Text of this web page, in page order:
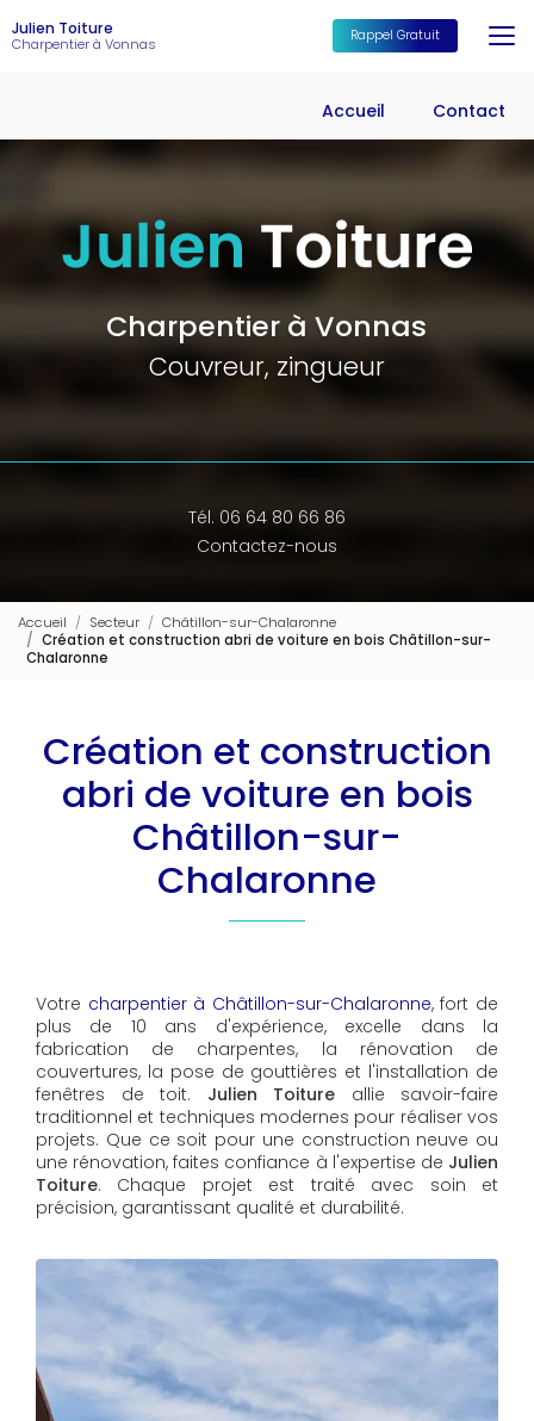
au
contenu
Accueil
Contact
Julien Toiture
Charpentier à Vonnas Rappel Gratuit
Charpentier à Vonnas
Couvreur, zingueur
Tél. 06 64 80 66 86
Contactez-nous
Accueil Secteur
Châtillon-sur-Chalaronne
Création et construction abri de voiture en bois Châtillon-sur-
Chalaronne
Création et construction
abri de voiture en bois
Châtillon-sur-
Chalaronne
Votre charpentier à Châtillon-sur-Chalaronne, fort de
plus de 10 ans d'expérience, excelle dans la
fabrication de charpentes, la rénovation de
couvertures, la pose de gouttières et l'installation de
fenêtres de toit. Julien Toiture allie savoir-faire
traditionnel et techniques modernes pour réaliser vos
projets. Que ce soit pour une construction neuve ou
une rénovation, faites confiance à l'expertise de Julien
Toiture. Chaque projet est traité avec soin et
précision, garantissant qualité et durabilité.